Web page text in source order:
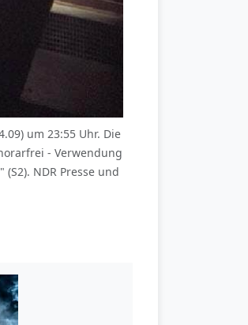
um 23:55 Uhr. Die
- Verwendung
NDR Presse und